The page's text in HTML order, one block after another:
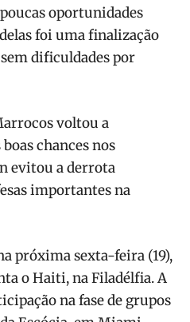
oportunidades
foi uma finalização
dificuldades por
voltou a
chances nos
evitou a derrota
importantes na
próxima sexta-feira (19),
o Haiti, na Filadélfia. A
na fase de grupos